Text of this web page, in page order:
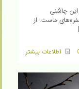
چاشنی
ماست. از
اطلاعات بیشتر